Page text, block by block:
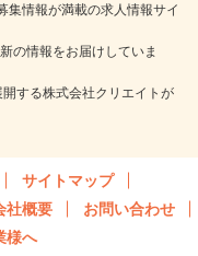
集情報が満載の求人情報サイ
の情報をお届けしていま
する株式会社クリエイトが
サイトマップ
社概要
お問い合わせ
様へ